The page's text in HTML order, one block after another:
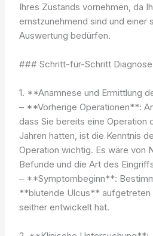
Ihres Zustands vornehmen, da
ernstzunehmend sind und einer
Auswertung bedürfen.
### Schritt-für-Schritt Diagnose
1. **Anamnese und Ermittlung
– **Vorherige Operationen**:
dass Sie bereits eine Operation
Jahren hatten, ist die Kenntnis
Operation wichtig. Es wäre von
Befunde und die Art des
– **Symptombeginn**:
**blutende Ulcus** aufgetreten
seither entwickelt hat.